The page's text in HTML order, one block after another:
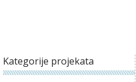
Kategorije projekata